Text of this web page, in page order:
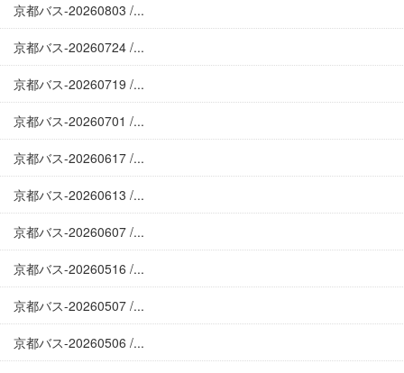
京都バス-20260803 /...
京都バス-20260724 /...
京都バス-20260719 /...
京都バス-20260701 /...
京都バス-20260617 /...
京都バス-20260613 /...
京都バス-20260607 /...
京都バス-20260516 /...
京都バス-20260507 /...
京都バス-20260506 /...